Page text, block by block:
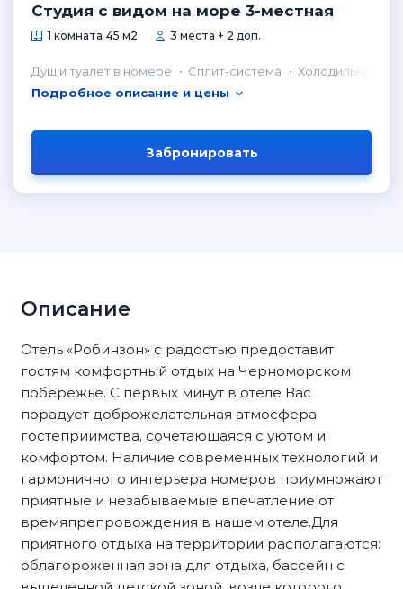
Студия с видом на море 3-местная
1 комната 45 м2 3 места + 2 доп.
Душ и туалет в номере Сплит-система
Холодильник в
Подробное описание и цены
Забронировать
Описание
Отель «Робинзон» с радостью предоставит
гостям комфортный отдых на Черноморском
побережье. С первых минут в отеле Вас
порадует доброжелательная атмосфера
гостеприимства, сочетающаяся с уютом и
комфортом. Наличие современных технологий и
гармоничного интерьера номеров приумножают
приятные и незабываемые впечатление от
времяпрепровождения в нашем отеле.Для
приятного отдыха на территории располагаются:
облагороженная зона для отдыха, бассейн с